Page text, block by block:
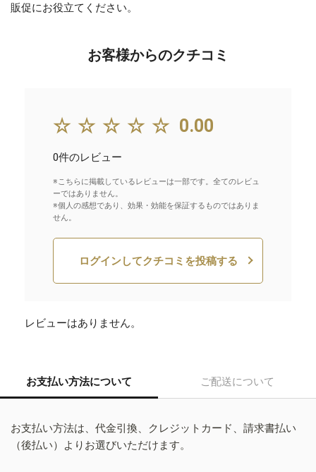
販促にお役立てください。
お客様からのクチコミ
☆☆☆☆☆ 0.00
0件のレビュー
※こちらに掲載しているレビューは一部です。全てのレビュ
ーではありません。
※個人の感想であり、効果・効能を保証するものではありま
せん。
ログインしてクチコミを投稿する
レビューはありません。
お支払い方法について ご配送について
お支払い方法は、代金引換、クレジットカード、請求書払い
（後払い）よりお選びいただけます。